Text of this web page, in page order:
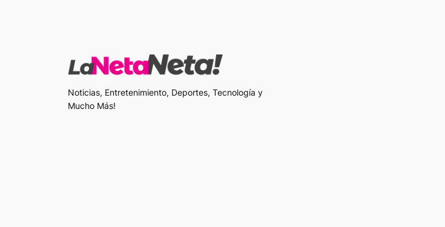
Noticias, Entretenimiento, Deportes, Tecnología y
Mucho Más!